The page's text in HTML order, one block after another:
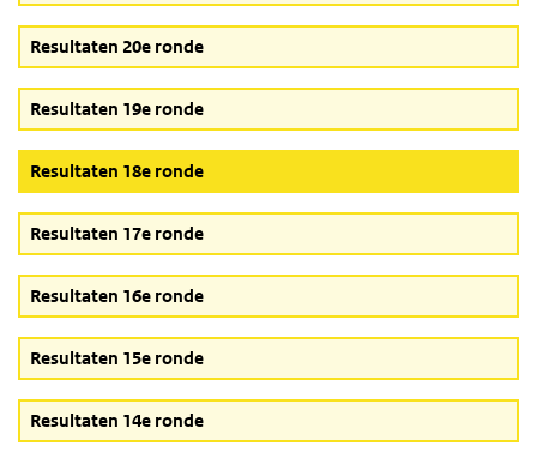
Resultaten 20e ronde
Resultaten 19e ronde
Resultaten 18e ronde(Actieve knop)
Resultaten 17e ronde
Resultaten 16e ronde
Resultaten 15e ronde
Resultaten 14e ronde